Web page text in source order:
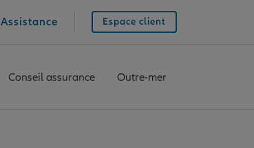
Assistance Espace client
Conseil assurance Outre-mer